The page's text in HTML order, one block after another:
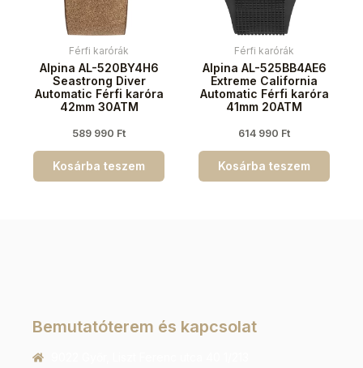
Férfi karórák
Alpina AL-520BY4H6
Seastrong Diver
Automatic Férfi karóra
42mm 30ATM
589 990 Ft
Kosárba teszem
Férfi karórák
Alpina AL-525BB4AE6
Extreme California
Automatic Férfi karóra
41mm 20ATM
614 990 Ft
Kosárba teszem
Bemutatóterem és kapcsolat